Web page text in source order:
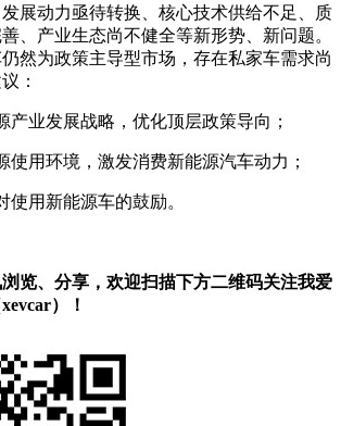
展动力亟待转换、核心技术供给不足、质
、产业生态尚不健全等新形势、新问题。
然为政策主导型市场，存在私家车需求尚
：
产业发展战略，优化顶层政策导向；
使用环境，激发消费新能源汽车动力；
使用新能源车的鼓励。
览、分享，欢迎扫描下方二维码关注我爱
）！